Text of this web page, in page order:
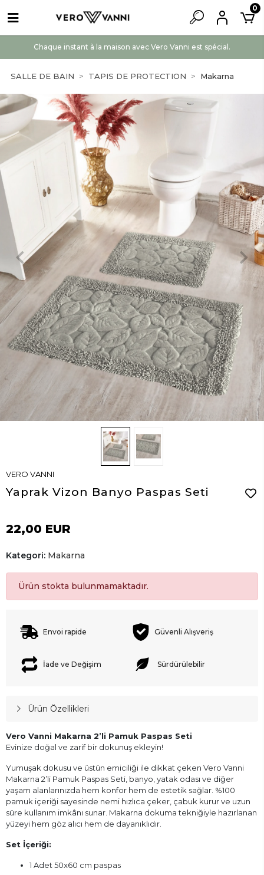
Chaque instant à la maison avec Vero Vanni est spécial.
0
SALLE DE BAIN TAPIS DE PROTECTION Makarna
VERO VANNI
Yaprak Vizon Banyo Paspas Seti
22,00 EUR
Kategori: Makarna
Ürün stokta bulunmamaktadır.
Envoi rapide Güvenli Alışveriş
İade ve Değişim Sürdürülebilir
Ürün Özellikleri
Vero Vanni Makarna 2’li Pamuk Paspas Seti
Evinize doğal ve zarif bir dokunuş ekleyin!
Yumuşak dokusu ve üstün emiciliği ile dikkat çeken Vero Vanni
Makarna 2’li Pamuk Paspas Seti, banyo, yatak odası ve diğer
yaşam alanlarınızda hem konfor hem de estetik sağlar. %100
pamuk içeriği sayesinde nemi hızlıca çeker, çabuk kurur ve uzun
süre kullanım imkânı sunar. Makarna dokuma tekniğiyle hazırlanan
yüzeyi hem göz alıcı hem de dayanıklıdır.
Set İçeriği:
1 Adet 50x60 cm paspas